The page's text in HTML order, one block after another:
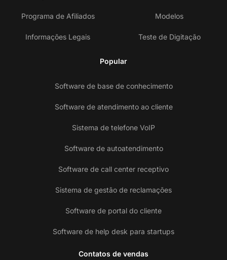
Programa de Afiliados
Informações Legais
Modelos
Teste de Digitação
Popular
Software de base de conhecimento
Software de atendimento ao cliente
Sistema de telefone VoIP
Software de autoatendimento
Software de call center receptivo
Sistema de gestão de reclamações
Software de portal do cliente
Software de help desk para startups
Contatos de vendas